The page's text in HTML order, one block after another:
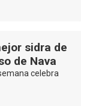
sidra de
de Nava
celebra